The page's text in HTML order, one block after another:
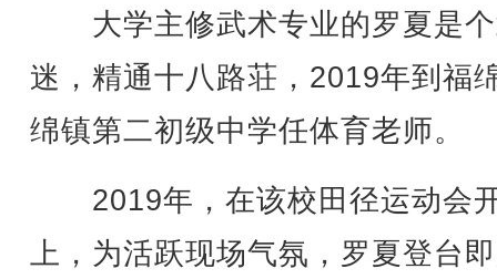
大学主修武术专业的罗夏是
迷，精通十八路荘，2019年到福
绵镇第二初级中学任体育老师。
2019年，在该校田径运动会
上，为活跃现场气氛，罗夏登台